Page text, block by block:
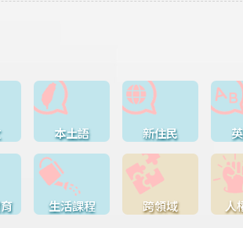
本土語 新住民
生活課程 跨領域 人